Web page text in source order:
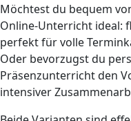
Möchtest du bequem
Online-Unterricht ideal:
perfekt für volle
Oder bevorzugst du
Präsenzunterricht den
intensiver